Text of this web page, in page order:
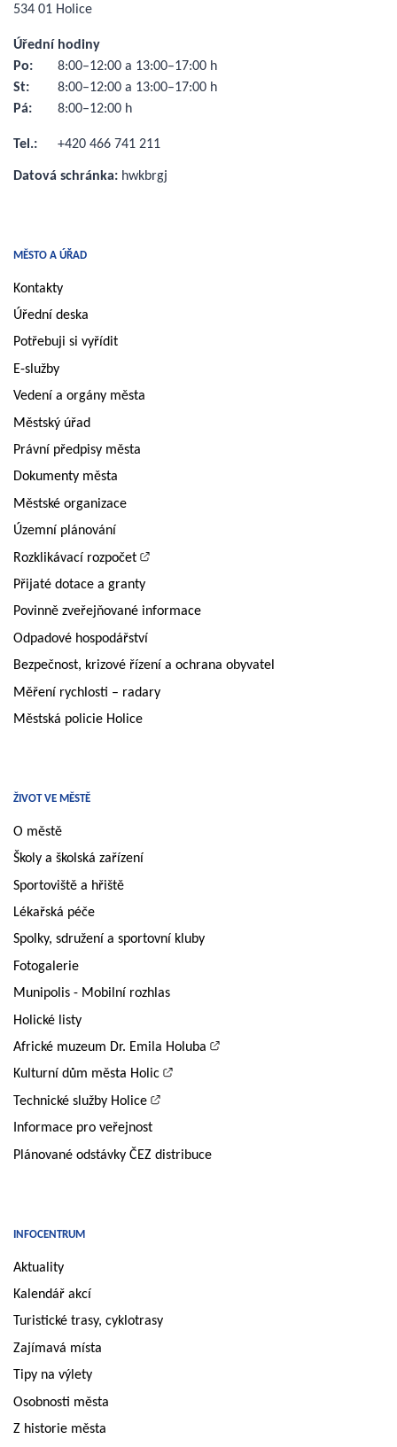
MĚSTO A ÚŘAD
Kontakty
Úřední deska
Potřebuji si vyřídit
E-služby
Vedení a orgány města
Městský úřad
Právní předpisy města
Dokumenty města
Městské organizace
Územní plánování
Rozklikávací rozpočet
Přijaté dotace a granty
Povinně zveřejňované informace
Odpadové hospodářství
Bezpečnost, krizové řízení a ochrana obyvatel
Měření rychlosti – radary
Městská policie Holice
ŽIVOT VE MĚSTĚ
O městě
Školy a školská zařízení
Sportoviště a hřiště
Lékařská péče
Spolky, sdružení a sportovní kluby
Fotogalerie
Munipolis - Mobilní rozhlas
Holické listy
Africké muzeum Dr. Emila Holuba
Kulturní dům města Holic
Technické služby Holice
Informace pro veřejnost
Plánované odstávky ČEZ distribuce
INFOCENTRUM
Aktuality
Kalendář akcí
Turistické trasy, cyklotrasy
Zajímavá místa
Tipy na výlety
Osobnosti města
Z historie města
534 01 Holice
Úřední hodiny
Po:
8:00–12:00 a 13:00–17:00 h
St:
8:00–12:00 a 13:00–17:00 h
Pá:
8:00–12:00 h
Tel.: +420 466 741 211
Datová schránka: hwkbrgj